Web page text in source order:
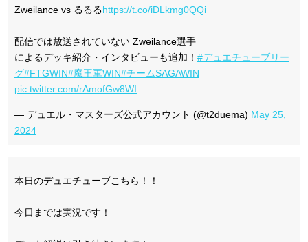
Zweilance vs るるるhttps://t.co/iDLkmg0QQi
配信では放送されていない Zweilance選手
によるデッキ紹介・インタビューも追加！ #デュエチューブリー
グ#FTGWIN#魔王軍WIN#チームSAGAWIN
pic.twitter.com/rAmofGw8WI
— デュエル・マスターズ公式アカウント (@t2duema) May 25,
2024
本日のデュエチューブこちら！！
今日までは実況です！